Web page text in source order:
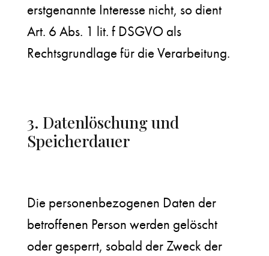
erstgenannte Interesse nicht, so dient
Art. 6 Abs. 1 lit. f DSGVO als
Rechtsgrundlage für die Verarbeitung.
3. Datenlöschung und
Speicherdauer
Die personenbezogenen Daten der
betroffenen Person werden gelöscht
oder gesperrt, sobald der Zweck der